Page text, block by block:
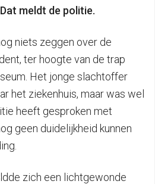
meldt de politie.
niets zeggen over de
ter hoogte van de trap
Het jonge slachtoffer
het ziekenhuis, maar was wel
heeft gesproken met
geen duidelijkheid kunnen
zich een lichtgewonde